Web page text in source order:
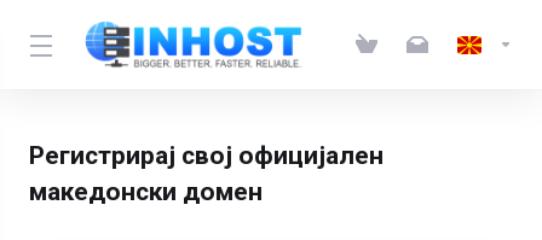
Регистрирај свој официјален
македонски домен